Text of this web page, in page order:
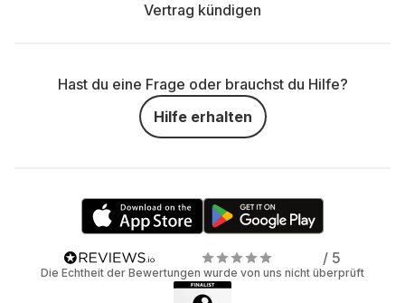
Vertrag kündigen
Hast du eine Frage oder brauchst du Hilfe?
Hilfe erhalten
/ 5
Die Echtheit der Bewertungen wurde von uns nicht überprüft